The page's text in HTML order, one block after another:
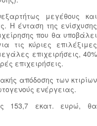
μεγέθους και
Η ένταση της ενίσχυσης
που θα υποβάλει
τις κύριες επιλέξιμες
επιχειρήσεις, 40%
επιχειρήσεις.
απόδοσης των κτιρίων
ενέργειας.
153,7 εκατ. ευρώ,
θα